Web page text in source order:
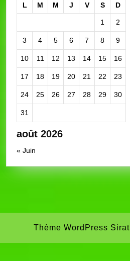
août 2026
L M M J V S D
1 2
3 4 5 6 7 8 9
10 11 12 13 14 15 16
17 18 19 20 21 22 23
24 25 26 27 28 29 30
31
« Juin
Thème WordPress Sirat